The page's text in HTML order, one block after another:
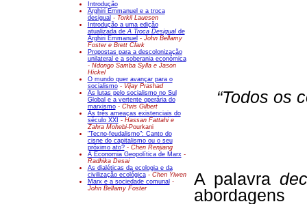
Introdução
Arghiri Emmanuel e a troca
desigual - Torkil Lauesen
Introdução a uma edição
atualizada deA Troca Desigualde
Arghiri Emmanuel - John Bellamy
Foster e Brett Clark
Propostas para a descolonização
unilateral e a soberania económica
- Ndongo Samba Sylla e Jason
Hickel
O mundo quer avançar para o
socialismo- Vijay Prashad
As lutas pelo socialismo no Sul
Global e a vertente operária do
marxismo- Chris Gilbert
As três ameaças existenciais do
século XXI - Hassan Fattahi e
Zahra Mohebi-Pourkani
"Tecno-feudalismo": Canto do
cisne do capitalismo ou o seu
próximo ato? - Chen Renjiang
A Economia Geopolítica de Marx-
Radhika Desai
As dialéticas da ecologia e da
civilização ecológica - Chen Yiwen
Marx e a sociedade comunal -
John Bellamy Foster
“Todos os
A palavra